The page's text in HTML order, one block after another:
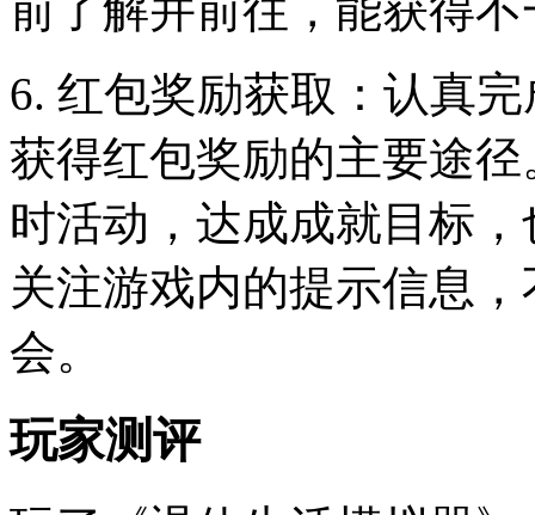
前了解并前往，能获得
6. 红包奖励获取：认真
获得红包奖励的主要途
时活动，达成成就目标
关注游戏内的提示信息
会。
玩家测评